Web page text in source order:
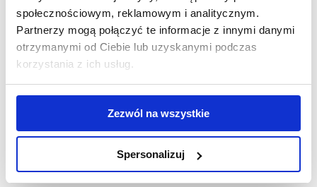
społecznościowym, reklamowym i analitycznym.
Partnerzy mogą połączyć te informacje z innymi danymi
otrzymanymi od Ciebie lub uzyskanymi podczas
korzystania z ich usług.
Zezwól na wszystkie
Spersonalizuj
Po całym dniu pełnym obowiązków wieczór staje się
momentem, w którym możemy zwolnić tempo i
zadbać o siebie. To właśnie wtedy skóra rozpoczyna
mikrouszkodzenia powstałe pod wpływem
promieniowania UV, zanieczyszczeń i innych
sprawić, że rano cera będzie wyglądała świeżo i